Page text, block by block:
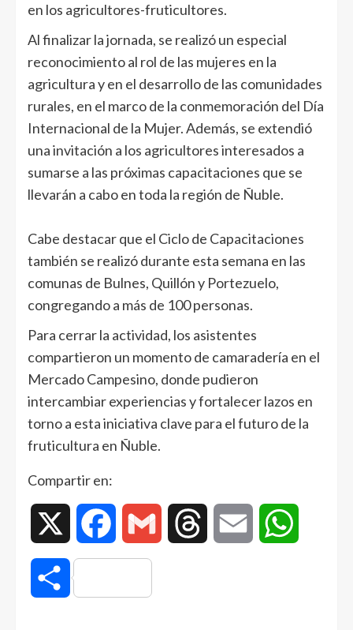
en los agricultores-fruticultores.
Al finalizar la jornada, se realizó un especial
reconocimiento al rol de las mujeres en la
agricultura y en el desarrollo de las comunidades
rurales, en el marco de la conmemoración del Día
Internacional de la Mujer. Además, se extendió
una invitación a los agricultores interesados a
sumarse a las próximas capacitaciones que se
llevarán a cabo en toda la región de Ñuble.
Cabe destacar que el Ciclo de Capacitaciones
también se realizó durante esta semana en las
comunas de Bulnes, Quillón y Portezuelo,
congregando a más de 100 personas.
Para cerrar la actividad, los asistentes
compartieron un momento de camaradería en el
Mercado Campesino, donde pudieron
intercambiar experiencias y fortalecer lazos en
torno a esta iniciativa clave para el futuro de la
fruticultura en Ñuble.
Compartir en:
Facebook Gmail Threads Email
Compartir